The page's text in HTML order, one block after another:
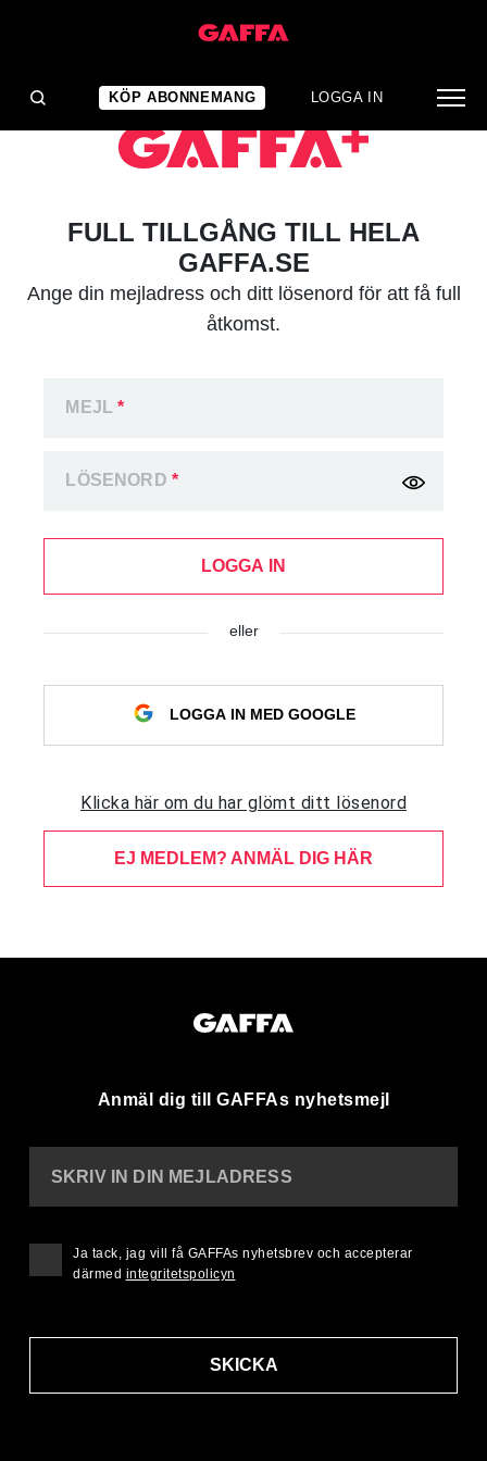
KÖP ABONNEMANG LOGGA IN
FULL TILLGÅNG TILL HELA
GAFFA.SE
Ange din mejladress och ditt lösenord för att få full
åtkomst.
MEJL*
LÖSENORD *
LOGGA IN
eller
LOGGA IN MED GOOGLE
Klicka här om du har glömt ditt lösenord
EJ MEDLEM? ANMÄL DIG HÄR
Anmäl dig till GAFFAs nyhetsmejl
SKRIV IN DIN MEJLADRESS
SKICKA
Ja tack, jag vill få GAFFAs nyhetsbrev och accepterar
därmed integritetspolicyn